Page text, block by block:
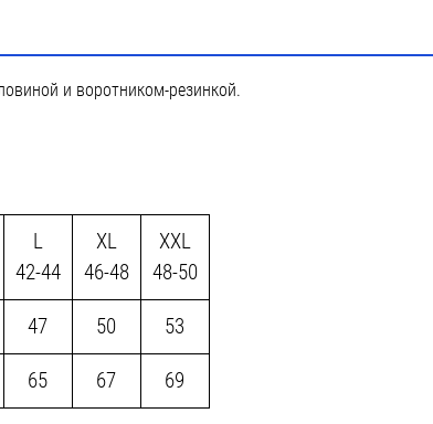
и воротником-резинкой.
L
42-44
XL
46-48
XXL
48-50
47 50 53
65 67 69